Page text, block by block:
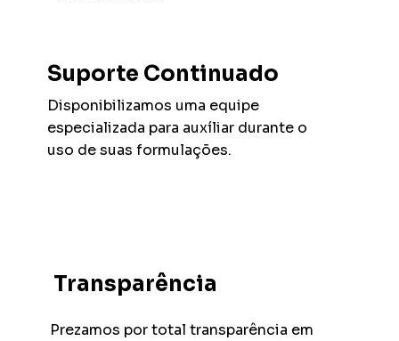
Suporte Continuado
Disponibilizamos uma equipe
especializada para auxíliar durante o
uso de suas formulações.
Transparência
Prezamos por total transparência em